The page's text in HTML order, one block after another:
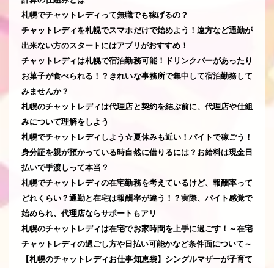
札幌でチャットレディって無職でも稼げるの？
チャットレディを札幌でスマホだけで始めよう！遠方など通勤が
出来ない方のスタートにはアプリがおすすめ！
チャットレディは札幌で宿泊勤務可能！ドリンクバーがあったり
お菓子が食べられる！？きれいな事務所で集中して宿泊勤務して
みませんか？
札幌のチャットレディは代理店と契約を結ぶ前に、代理店や仕組
みについて理解をしよう
札幌でチャットレディしよう☆夏休みも近い！バイトで稼ごう！
身分証を親が預かっている時自然に借りるには？お給料は現金日
払いで手渡しって本当？
札幌でチャットレディの在宅勤務を考えているけど、報酬率って
どれくらい？通勤と在宅は報酬率が違う！？実際、バイト感覚で
始められ、代理店ならサポートもアリ
札幌のチャットレディは在宅でお家時間を上手に過ごす！～在宅
チャットレディの過ごし方や日払い可能かなど条件面について～
【札幌のチャットレディお仕事知恵袋】シングルマザーが子育て